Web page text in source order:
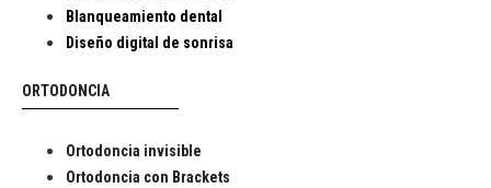
Blanqueamiento dental
Diseño digital de sonrisa
ORTODONCIA
Ortodoncia invisible
Ortodoncia con Brackets